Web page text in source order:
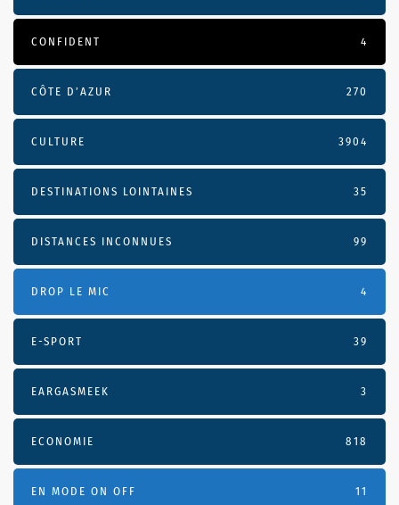
CONFIDENT 4
CÔTE D’AZUR 270
CULTURE 3904
DESTINATIONS LOINTAINES 35
DISTANCES INCONNUES 99
DROP LE MIC 4
E-SPORT 39
EARGASMEEK 3
ECONOMIE 818
EN MODE ON OFF 11